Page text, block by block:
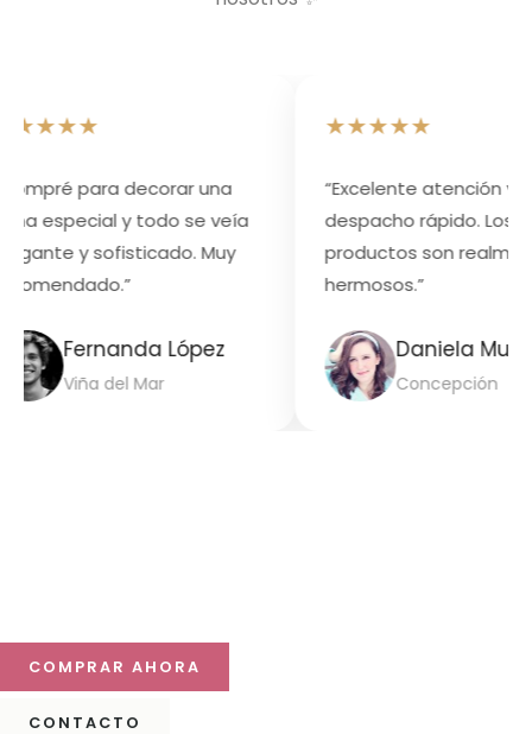
para decorar una
especial y todo se veía
y sofisticado. Muy
Fernanda López
Viña del Mar
★★★★★
“Excelente atención y
despacho rápido. Los
productos son realmente
hermosos.”
Daniela Muñoz
Concepción
COMPRAR AHORA
CONTACTO